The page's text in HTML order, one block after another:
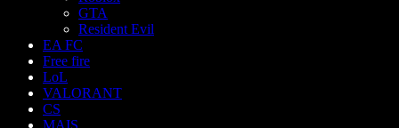
GTA
Resident Evil
EA FC
Free fire
LoL
VALORANT
CS
MAIS